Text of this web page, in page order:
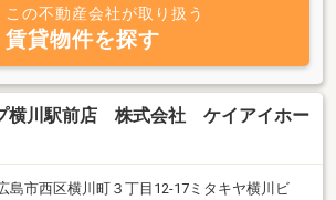
この不動産会社が取り扱う
賃貸物件を探す
横川駅前店 株式会社 ケイアイホー
島市西区横川町３丁目12-17ミタキヤ横川ビ